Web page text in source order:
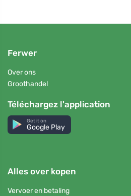
Ferwer
Over ons
Groothandel
Téléchargez l'application
Get it on
Google Play
Alles over kopen
Vervoer en betaling